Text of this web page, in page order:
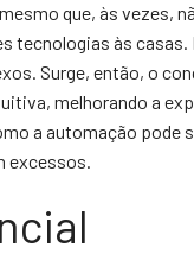
que, às vezes,
tecnologias às
Surge, então, o
melhorando a
a automação pode
excessos.